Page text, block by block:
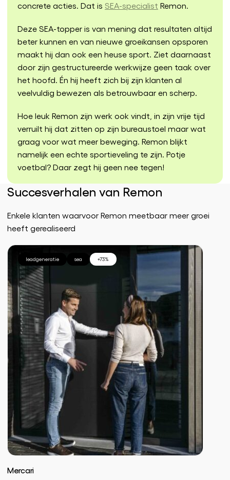
concrete acties. Dat is SEA-specialist Remon.
Deze SEA-topper is van mening dat resultaten altijd
beter kunnen en van nieuwe groeikansen opsporen
maakt hij dan ook een heuse sport. Ziet daarnaast
door zijn gestructureerde werkwijze geen taak over
het hoofd. Én hij heeft zich bij zijn klanten al
veelvuldig bewezen als betrouwbaar en scherp.
Hoe leuk Remon zijn werk ook vindt, in zijn vrije tijd
verruilt hij dat zitten op zijn bureaustoel maar wat
graag voor wat meer beweging. Remon blijkt
namelijk een echte sportieveling te zijn. Potje
voetbal? Daar zegt hij geen nee tegen!
Succesverhalen van Remon
Enkele klanten waarvoor Remon meetbaar meer groei
heeft gerealiseerd
leadgeneratie sea +73%
Mercari